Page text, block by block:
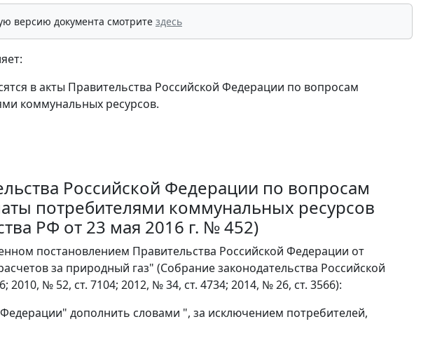
версию документа смотрите здесь
в акты Правительства Российской Федерации по вопросам
коммунальных ресурсов.
Российской Федерации по вопросам
потребителями коммунальных ресурсов
РФ от 23 мая 2016 г. № 452)
постановлением Правительства Российской Федерации от
за природный газ" (Собрание законодательства Российской
№ 52, ст. 7104; 2012, № 34, ст. 4734; 2014, № 26, ст. 3566):
дополнить словами ", за исключением потребителей,